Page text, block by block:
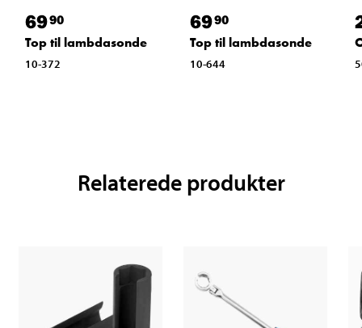
6990
Top til lambdasonde
10-372
6990
Top til lambdasonde
10-644
Relaterede produkter